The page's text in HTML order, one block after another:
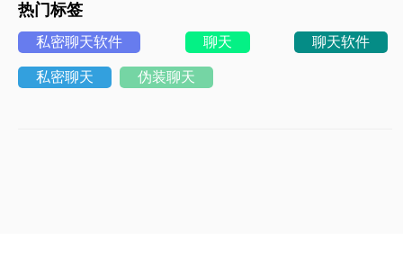
热门标签
私密聊天软件 聊天 聊天软件
私密聊天 伪装聊天